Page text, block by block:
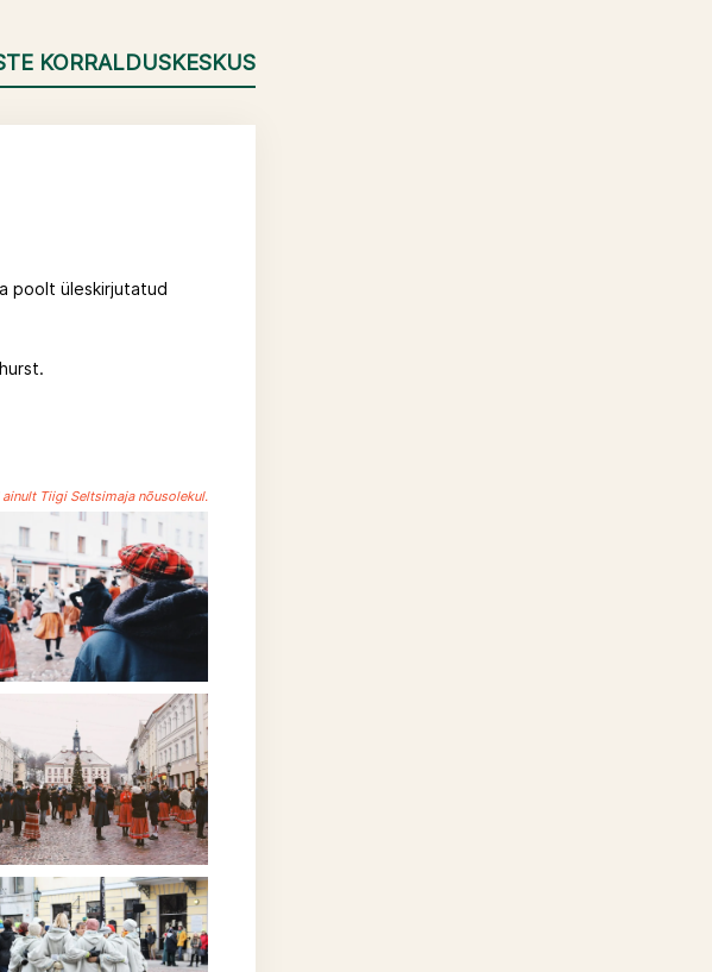
KORRALDUSKESKUS
poolt üleskirjutatud
Tiigi Seltsimaja nõusolekul.